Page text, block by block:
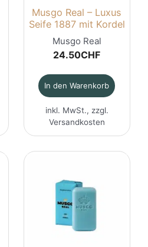
Musgo Real – Luxus
Seife 1887 mit Kordel
Musgo Real
24.50CHF
In den Warenkorb
inkl. MwSt., zzgl.
Versandkosten